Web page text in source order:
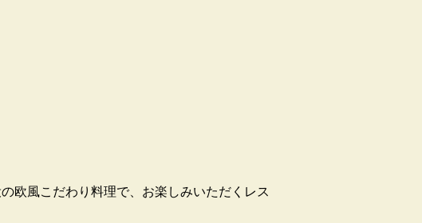
欧風こだわり料理で、お楽しみいただくレス